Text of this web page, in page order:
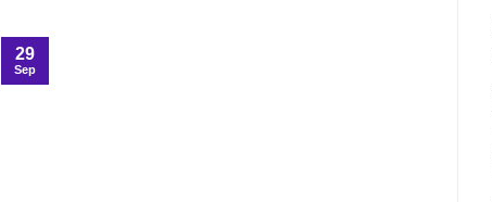
29
Sep